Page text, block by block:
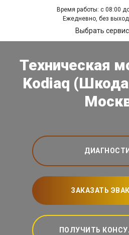
Время работы: с 08:00
Ежедневно, без
Выбрать сервис
Техническая
Kodiaq
ЗАКАЗАТЬ
ПОЛУЧИТЬ